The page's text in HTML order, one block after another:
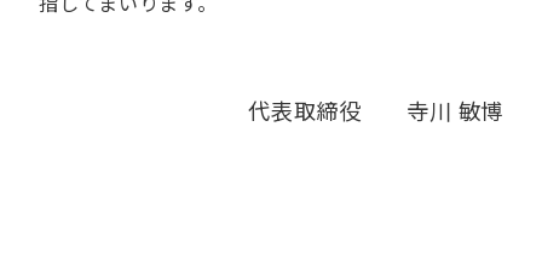
代表取締役 寺川 敏博